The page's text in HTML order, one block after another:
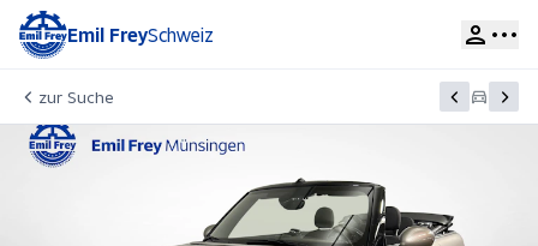
Emil FreySchweiz
zur Suche